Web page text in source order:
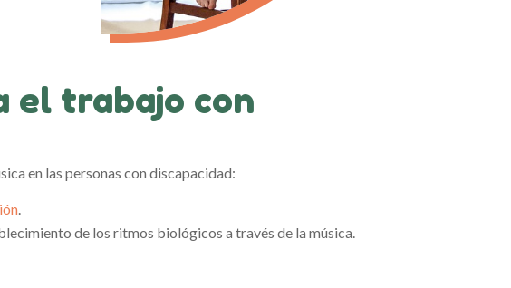
el trabajo con
en las personas con discapacidad:
.
de los ritmos biológicos a través de la música.